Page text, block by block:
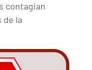
contagian
de la